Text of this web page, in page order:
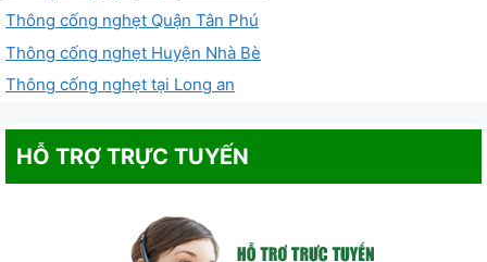
Thông cống nghẹt Quận Tân Phú
Thông cống nghẹt Huyện Nhà Bè
Thông cống nghẹt tại Long an
HỖ TRỢ TRỰC TUYẾN